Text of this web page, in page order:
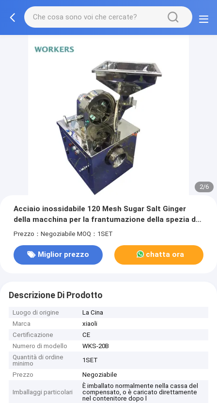
2/6
Acciaio inossidabile 120 Mesh Sugar Salt Ginger
della macchina per la frantumazione della spezia del
pepe
Prezzo：Negoziabile MOQ：1SET
Miglior prezzo chatta ora
Descrizione Di Prodotto
Luogo di origine
La Cina
Marca
xiaoli
Certificazione
CE
Numero di modello
WKS-20B
Quantità di ordine
minimo
1SET
Prezzo
Negoziabile
Imballaggi particolari
È imballato normalmente nella cassa del
compensato, o è caricato direttamente
nel contenitore dopo l